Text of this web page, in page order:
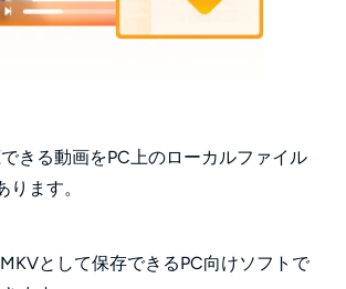
きる動画をPC上のローカルファイル
ります。
として保存できるPC向けソフトで